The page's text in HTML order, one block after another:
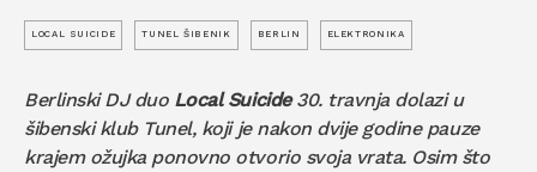
LOCAL SUICIDE TUNEL ŠIBENIK BERLIN ELEKTRONIKA
Berlinski DJ duo Local Suicide30. travnja dolazi u
šibenski klub Tunel, koji je nakon dvije godine pauze
krajem ožujka ponovno otvorio svoja vrata. Osim što